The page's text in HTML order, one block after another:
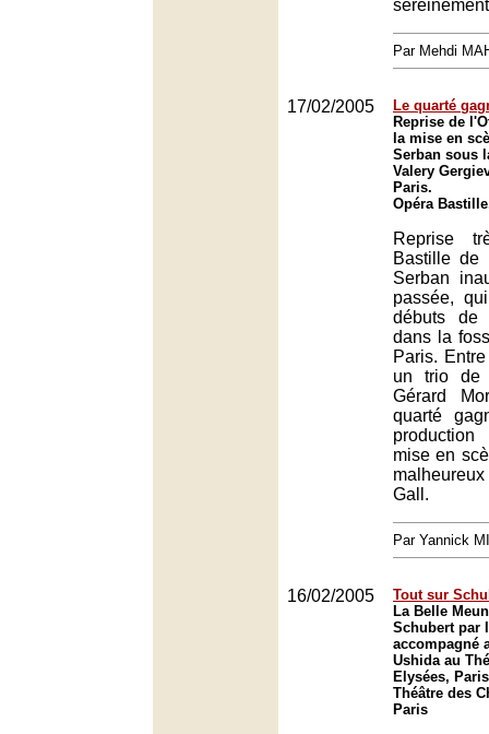
Par Mehdi
17/02/2005
Le quarté
Reprise de
la mise en
Serban sous
Valery
Paris.
Opéra
Reprise
Bastille de
Serban
passée,
débuts de
dans la
Paris.
un trio de
Gérard
quarté
mise en
Gall.
Par Yannick
16/02/2005
Tout sur
La Belle
Schubert par
accompagné
Ushida au
Elysées,
Théâtre des
Paris